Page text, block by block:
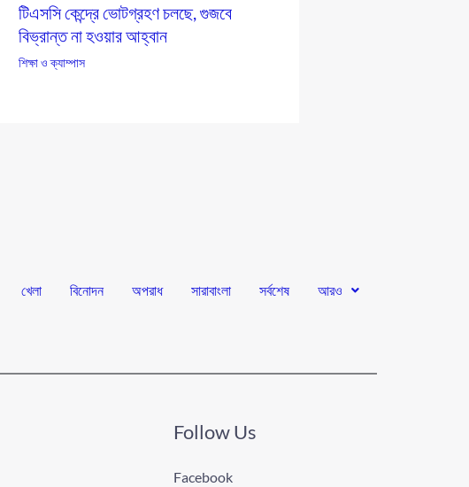
টিএসসি কেন্দ্রে ভোটগ্রহণ চলছে, গুজবে
বিভ্রান্ত না হওয়ার আহ্বান
শিক্ষা ও ক্যাম্পাস
খেলা বিনোদন অপরাধ সারাবাংলা সর্বশেষ আরও
Follow Us
Facebook